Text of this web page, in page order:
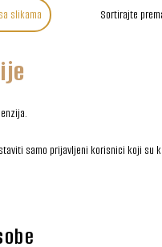
slikama Sortirajte
samo prijavljeni korisnici koji su